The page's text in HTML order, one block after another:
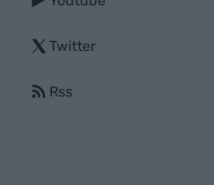
Twitter
Rss